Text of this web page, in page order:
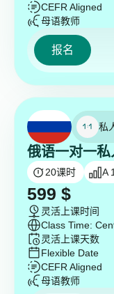
CEFR Aligned
母语教师
报名
私
俄语一对一私
20课时 A
599 $
灵活上课时间
Class Time:
灵活上课天数
Flexible Date
CEFR Aligned
母语教师